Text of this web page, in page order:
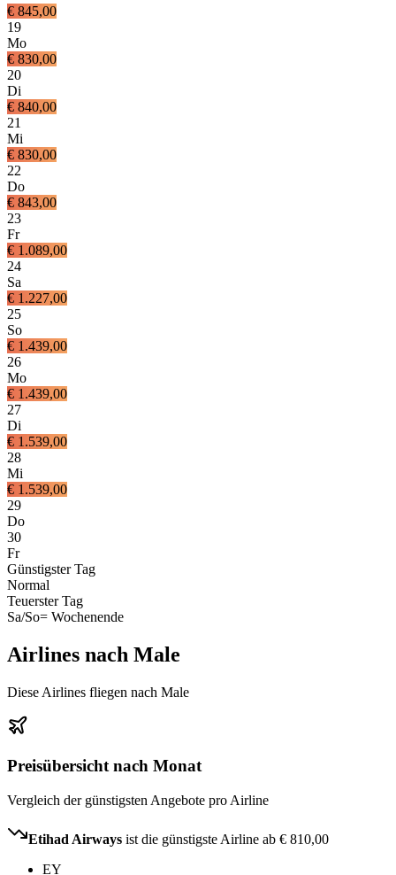
€ 845,00
19
Mo
€ 830,00
20
Di
€ 840,00
21
Mi
€ 830,00
22
Do
€ 843,00
23
Fr
€ 1.089,00
24
Sa
€ 1.227,00
25
So
€ 1.439,00
26
Mo
€ 1.439,00
27
Di
€ 1.539,00
28
Mi
€ 1.539,00
29
Do
30
Fr
Günstigster Tag
Normal
Teuerster Tag
Sa/So= Wochenende
Airlines nach Male
Diese Airlines fliegen nach Male
Preisübersicht nach Monat
Vergleich der günstigsten Angebote pro Airline
Etihad Airways ist die günstigste Airline ab € 810,00
EY